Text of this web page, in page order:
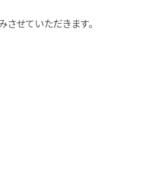
せていただきます。